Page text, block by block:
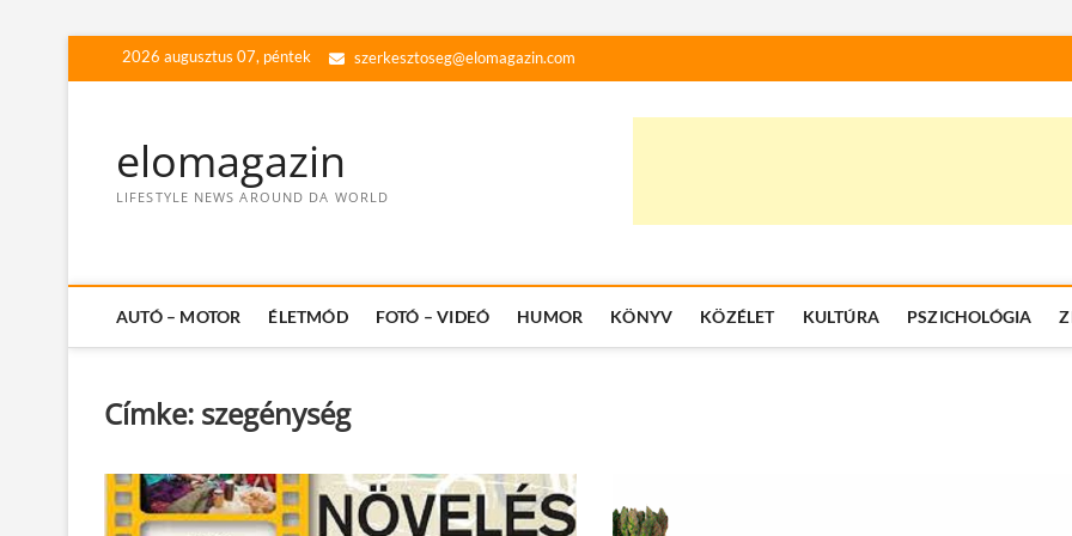
2026 augusztus 07, péntek szerkesztoseg@elomagazin.com
elomagazin
LIFESTYLE NEWS AROUND DA WORLD
AUTÓ – MOTOR ÉLETMÓD FOTÓ – VIDEÓ HUMOR KÖNYV KÖZÉLET KULTÚRA PSZICHOLÓGIA
Címke: szegénység